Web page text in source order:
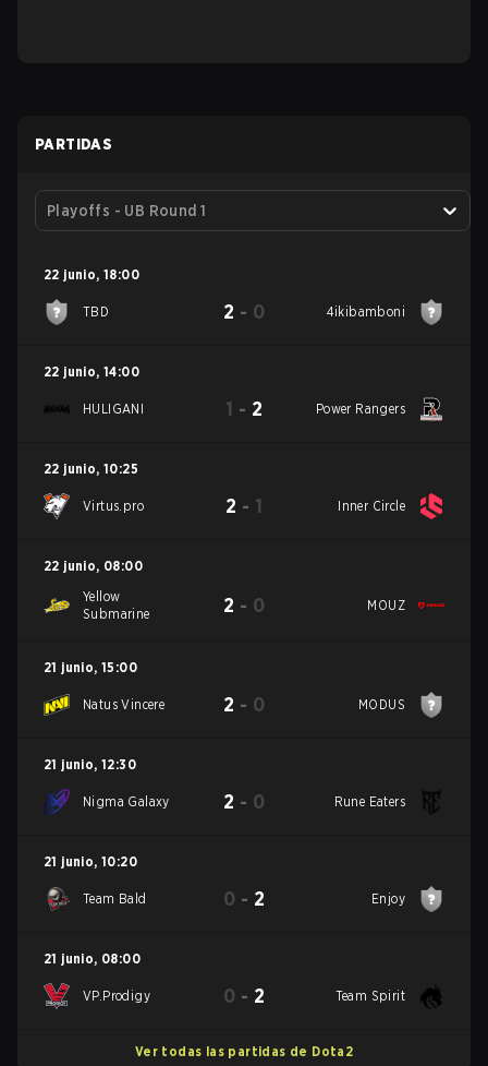
PARTIDAS
Playoffs - UB Round 1
22 junio, 18:00
TBD 2 - 0 4ikibamboni
22 junio, 14:00
HULIGANI 1 - 2 Power Rangers
22 junio, 10:25
Virtus.pro 2 - 1 Inner Circle
22 junio, 08:00
Yellow
Submarine
2 - 0 MOUZ
21 junio, 15:00
Natus Vincere 2 - 0 MODUS
21 junio, 12:30
Nigma Galaxy 2 - 0 Rune Eaters
21 junio, 10:20
Team Bald 0 - 2 Enjoy
21 junio, 08:00
VP.Prodigy 0 - 2 Team Spirit
Ver todas las partidas de Dota2